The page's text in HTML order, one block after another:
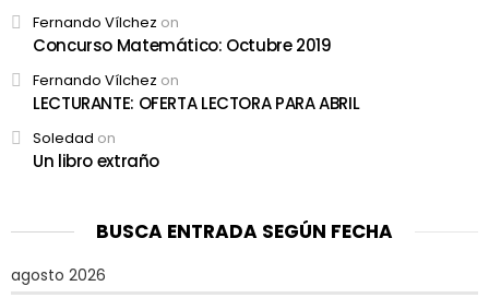
Fernando Vílchez on
Concurso Matemático: Octubre 2019
Fernando Vílchez on
LECTURANTE: OFERTA LECTORA PARA ABRIL
Soledad on
Un libro extraño
BUSCA ENTRADA SEGÚN FECHA
agosto 2026